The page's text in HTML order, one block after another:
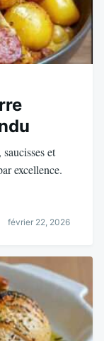
et
excellence.
février 22, 2026